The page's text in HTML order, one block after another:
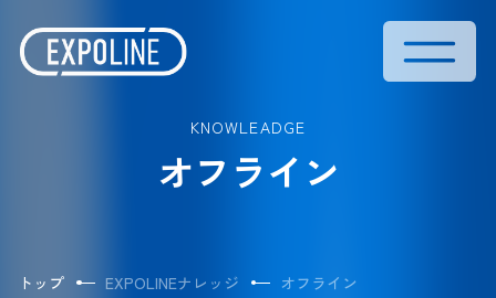
KNOWLEADGE
オフライン
トップ EXPOLINEナレッジ オフライン